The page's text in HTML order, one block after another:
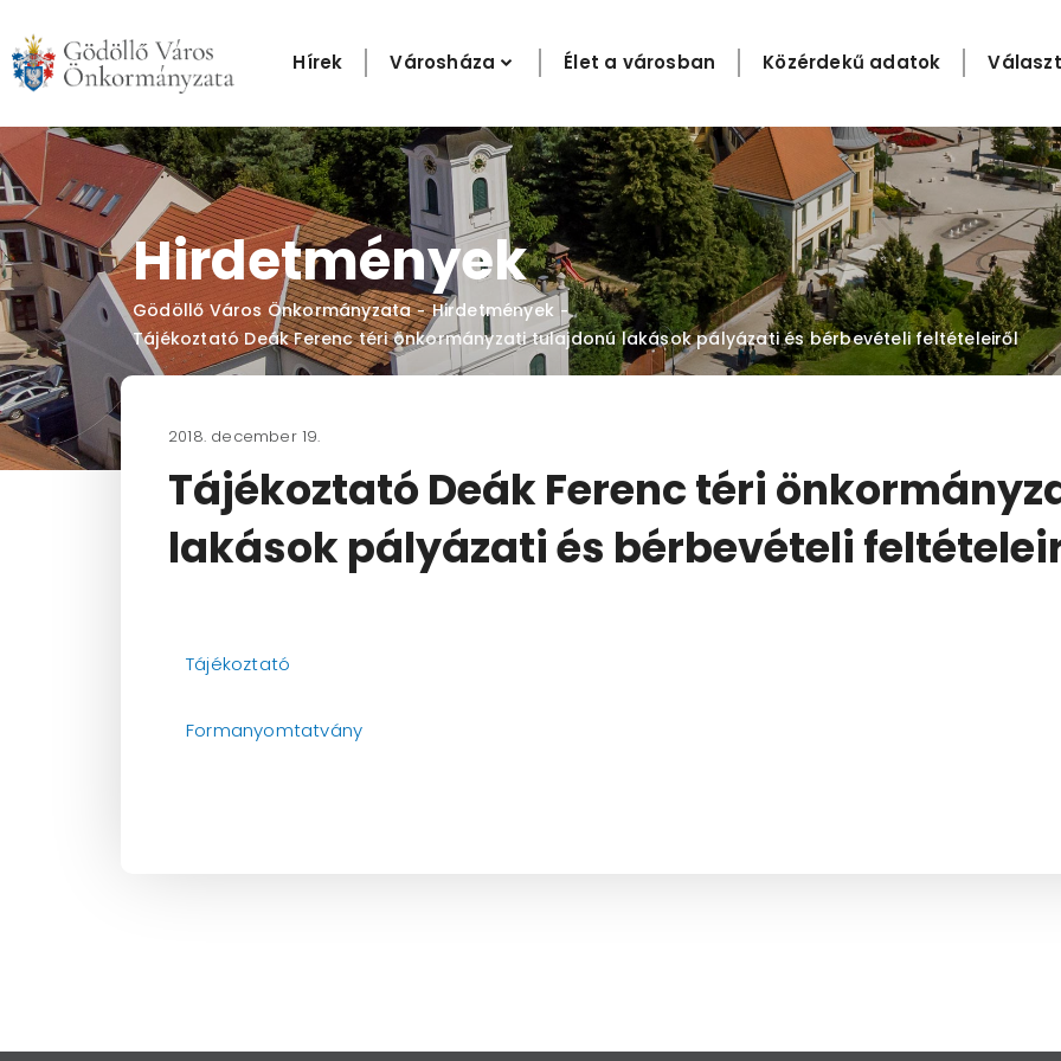
content
Hírek Városháza Élet a városban Közérdekű adatok
Hirdetmények
Gödöllő Város Önkormányzata - Hirdetmények -
Tájékoztató Deák Ferenc téri önkormányzati tulajdonú lakások pályázati és bérbevételi feltételeiről
2018. december 19.
Tájékoztató Deák Ferenc téri
lakások pályázati és bérbevételi
Tájékoztató
Formanyomtatvány